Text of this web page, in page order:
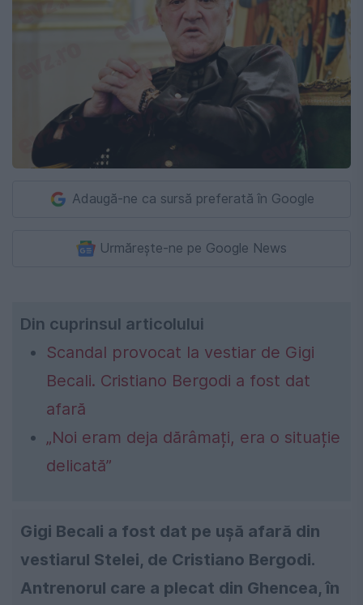
Adaugă-ne ca sursă preferată în Google
Urmărește-ne pe Google News
Din cuprinsul articolului
Scandal provocat la vestiar de Gigi
Becali. Cristiano Bergodi a fost dat
afară
„Noi eram deja dărâmați, era o situație
delicată”
Gigi Becali a fost dat pe ușă afară din
vestiarul Stelei, de Cristiano Bergodi.
Antrenorul care a plecat din Ghencea, în